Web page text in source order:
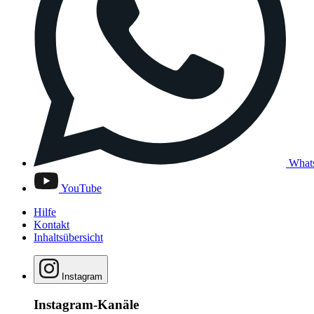
YouTube
Hilfe
Kontakt
Inhaltsübersicht
Instagram
Instagram-Kanäle